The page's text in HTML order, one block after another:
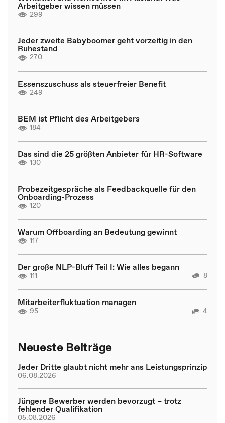
Arbeitgeber wissen müssen
299
Jeder zweite Babyboomer geht vorzeitig in den
Ruhestand
270
Essenszuschuss als steuerfreier Benefit
249
BEM ist Pflicht des Arbeitgebers
184
Das sind die 25 größten Anbieter für HR-Software
130
Probezeitgespräche als Feedbackquelle für den
Onboarding-Prozess
120
Warum Offboarding an Bedeutung gewinnt
117
Der große NLP-Bluff Teil I: Wie alles begann
111 8
Mitarbeiterfluktuation managen
95 4
Neueste Beiträge
Jeder Dritte glaubt nicht mehr ans Leistungsprinzip
06.08.2026
Jüngere Bewerber werden bevorzugt – trotz
fehlender Qualifikation
05.08.2026